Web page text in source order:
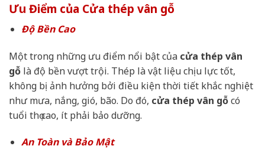
Ưu Điểm của Cửa thép vân gỗ
Độ Bền Cao
Một trong những ưu điểm nổi bật của cửa thép vân
gỗ là độ bền vượt trội. Thép là vật liệu chịu lực tốt,
không bị ảnh hưởng bởi điều kiện thời tiết khắc nghiệt
như mưa, nắng, gió, bão. Do đó, cửa thép vân gỗcó
tuổi thọ cao, ít phải bảo dưỡng.
An Toàn và Bảo Mật